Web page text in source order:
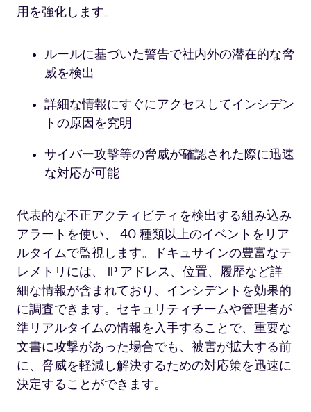
用を強化します。
ルールに基づいた警告で社内外の潜在的な脅
威を検出
詳細な情報にすぐにアクセスしてインシデン
トの原因を究明
サイバー攻撃等の脅威が確認された際に迅速
な対応が可能
代表的な不正アクティビティを検出する組み込み
アラートを使い、 40 種類以上のイベントをリア
ルタイムで監視します。ドキュサインの豊富なテ
レメトリには、 IP アドレス、位置、履歴など詳
細な情報が含まれており、インシデントを効果的
に調査できます。セキュリティチームや管理者が
準リアルタイムの情報を入手することで、重要な
文書に攻撃があった場合でも、被害が拡大する前
に、脅威を軽減し解決するための対応策を迅速に
決定することができます。